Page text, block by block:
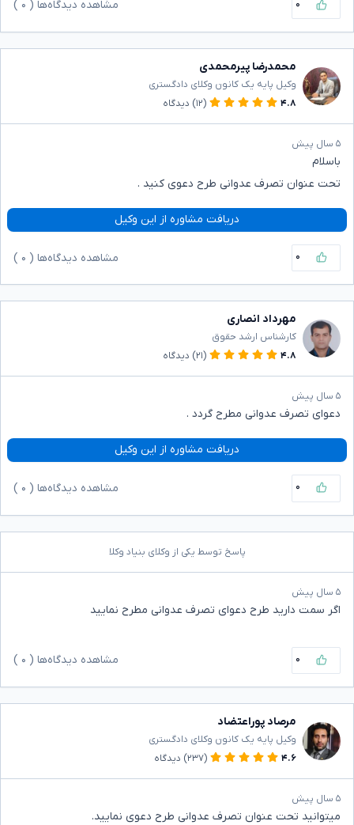
۰ مشاهده دیدگاه‌ها ( ۰
محمدرضا پیرمحمدی
وکیل پایه یک کانون وکلای دادگستری
۴.۸
(۱۲) دیدگاه
۵ سال پیش
باسلام
تحت عنوان تصرف عدوانی طرح دعوی کنید .
دریافت مشاوره از این وکیل
۰ مشاهده دیدگاه‌ها ( ۰
مهرداد انصاری
کارشناس ارشد حقوق
۴.۸
(۲۱) دیدگاه
۵ سال پیش
دعوای تصرف عدوانی مطرح گردد ‌.
دریافت مشاوره از این وکیل
۰ مشاهده دیدگاه‌ها ( ۰
پاسخ توسط یکی از وکلای بنیاد وکلا
۵ سال پیش
اگر سمت دارید طرح دعوای تصرف عدوانی مطرح نمایید
۰ مشاهده دیدگاه‌ها ( ۰
مرصاد پوراعتضاد
وکیل پایه یک کانون وکلای دادگستری
۴.۶
(۲۳۷) دیدگاه
۵ سال پیش
میتوانید تحت عنوان تصرف عدوانی طرح دعوی نمایید.